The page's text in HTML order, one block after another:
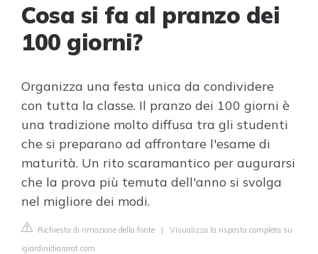
Cosa si fa al pranzo dei
100 giorni?
Organizza una festa unica da condividere
con tutta la classe. Il pranzo dei 100 giorni è
una tradizione molto diffusa tra gli studenti
che si preparano ad affrontare l'esame di
maturità. Un rito scaramantico per augurarsi
che la prova più temuta dell'anno si svolga
nel migliore dei modi.
Richiesta di rimozione della fonte | Visualizza la risposta completa su
igiardinidiararat.com